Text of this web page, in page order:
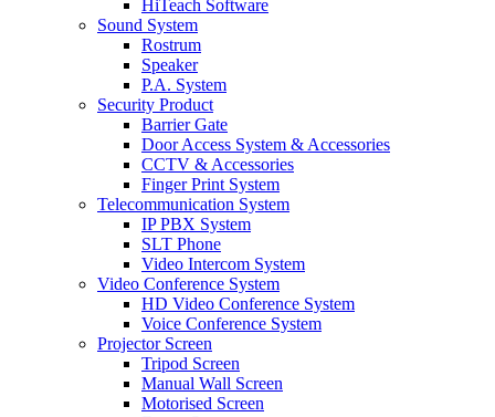
HiTeach Software
Sound System
Rostrum
Speaker
P.A. System
Security Product
Barrier Gate
Door Access System & Accessories
CCTV & Accessories
Finger Print System
Telecommunication System
IP PBX System
SLT Phone
Video Intercom System
Video Conference System
HD Video Conference System
Voice Conference System
Projector Screen
Tripod Screen
Manual Wall Screen
Motorised Screen